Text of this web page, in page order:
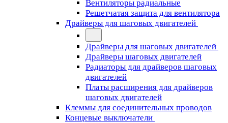
Вентиляторы радиальные
Решетчатая защита для вентилятора
Драйверы для шаговых двигателей
Драйверы для шаговых двигателей
Драйверы шаговых двигателей
Радиаторы для драйверов шаговых
двигателей
Платы расширения для драйверов
шаговых двигателей
Клеммы для соединительных проводов
Концевые выключатели